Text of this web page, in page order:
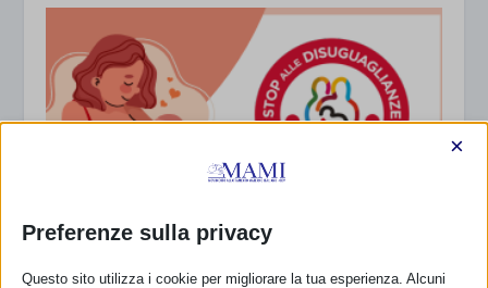
Preferenze sulla privacy
×
Questo sito utilizza i cookie per migliorare la tua esperienza. Alcuni